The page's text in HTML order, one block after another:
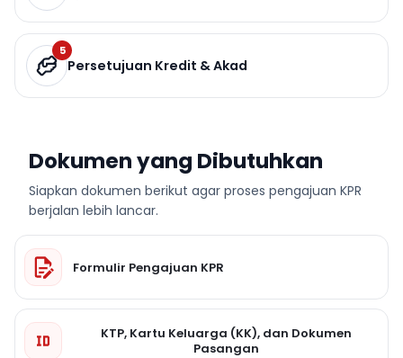
5
Persetujuan Kredit & Akad
Dokumen yang Dibutuhkan
Siapkan dokumen berikut agar proses pengajuan KPR
berjalan lebih lancar.
Formulir Pengajuan KPR
KTP, Kartu Keluarga (KK), dan Dokumen
Pasangan